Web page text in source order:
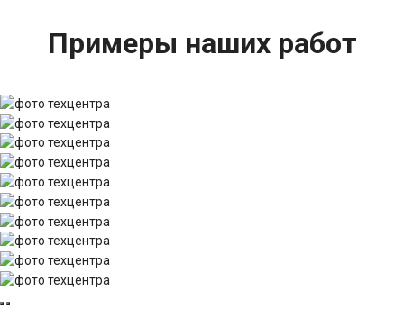
Примеры наших работ